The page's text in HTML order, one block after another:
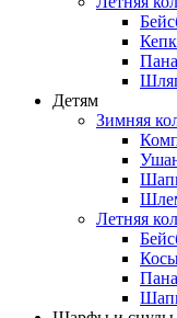
Детям
Зимняя
Летняя